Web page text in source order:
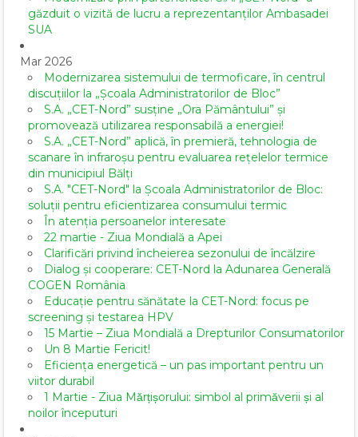
găzduit o vizită de lucru a reprezentanților Ambasadei
SUA
Mar 2026
Modernizarea sistemului de termoficare, în centrul
discuțiilor la „Școala Administratorilor de Bloc”
S.A. „CET-Nord” susține „Ora Pământului” și
promovează utilizarea responsabilă a energiei!
S.A. „CET-Nord” aplică, în premieră, tehnologia de
scanare în infraroșu pentru evaluarea rețelelor termice
din municipiul Bălți
S.A. "CET-Nord" la Școala Administratorilor de Bloc:
soluții pentru eficientizarea consumului termic
În atenția persoanelor interesate
22 martie - Ziua Mondială a Apei
Clarificări privind încheierea sezonului de încălzire
Dialog și cooperare: CET-Nord la Adunarea Generală
COGEN România
Educație pentru sănătate la CET-Nord: focus pe
screening și testarea HPV
15 Martie – Ziua Mondială a Drepturilor Consumatorilor
Un 8 Martie Fericit!
Eficiența energetică – un pas important pentru un
viitor durabil
1 Martie - Ziua Mărțișorului: simbol al primăverii și al
noilor începuturi